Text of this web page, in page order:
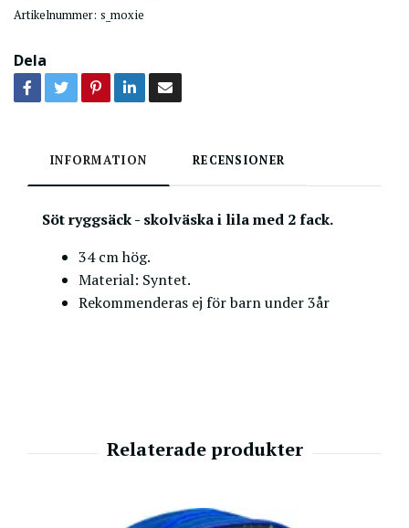
Artikelnummer: s_moxie
Dela
INFORMATION RECENSIONER
Söt ryggsäck - skolväska i lila med 2 fack.
34 cm hög.
Material: Syntet.
Rekommenderas ej för barn under 3år